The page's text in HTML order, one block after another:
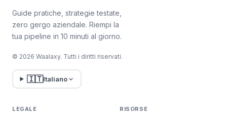
Guide pratiche, strategie testate,
zero gergo aziendale. Riempi la
tua pipeline in 10 minuti al giorno.
© 2026 Waalaxy. Tutti i diritti riservati.
🇮🇹Italiano
LEGALE RISORSE